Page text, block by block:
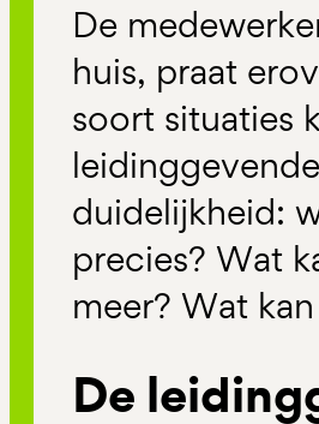
De
huis, praat
soort situaties
duidelijkheid:
precies? Wat
meer? Wat
De